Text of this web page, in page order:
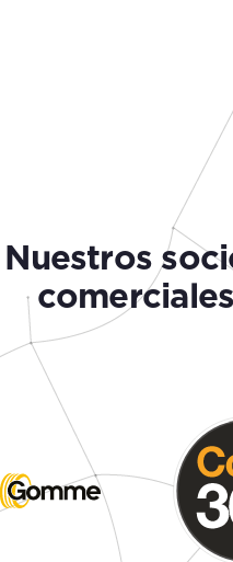
Nuestros
comerciales